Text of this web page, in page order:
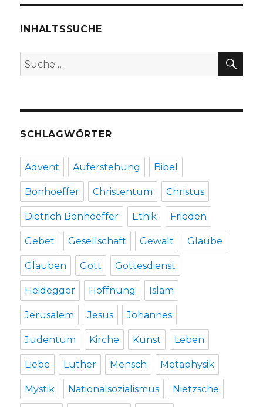
INHALTSSUCHE
Suche
nach:
SCHLAGWÖRTER
Advent Auferstehung Bibel
Bonhoeffer Christentum Christus
Dietrich Bonhoeffer Ethik Frieden
Gebet Gesellschaft Gewalt Glaube
Glauben Gott Gottesdienst
Heidegger Hoffnung Islam
Jerusalem Jesus Johannes
Judentum Kirche Kunst Leben
Liebe Luther Mensch Metaphysik
Mystik Nationalsozialismus Nietzsche